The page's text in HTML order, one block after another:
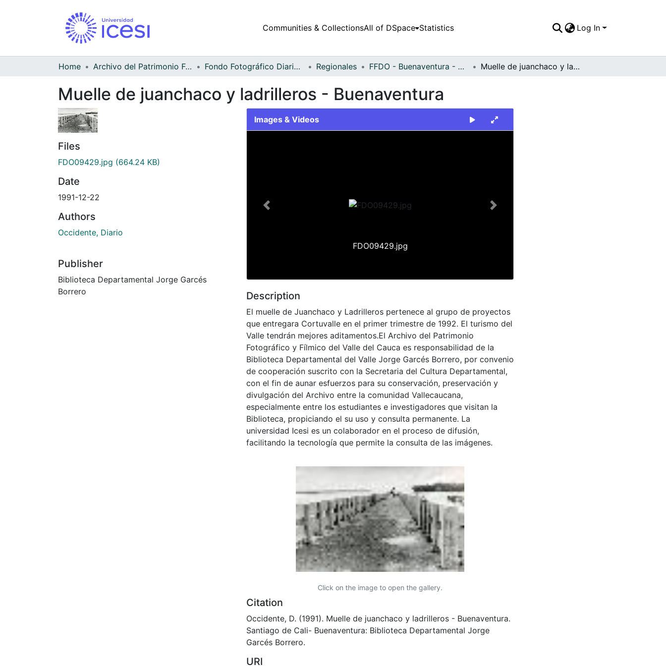
Communities & CollectionsAll of DSpace Statistics Log In
Home Archivo del Patrimonio Fotográfico y Fílmico del Valle del Cauca Fondo Fotográfico Diario Occidente Regionales FFDO - Buenaventura - Patrimonial Muelle de juanchaco y ladrilleros - Buenaventura
Muelle de juanchaco y ladrilleros - Buenaventura
Files
FDO09429.jpg (664.24 KB)
Date
1991-12-22
Authors
Occidente, Diario
Publisher
Biblioteca Departamental Jorge Garcés
Borrero
Images & Videos
FDO09429.jpg
Previous Next
Description
El muelle de Juanchaco y Ladrilleros pertenece al grupo de proyectos
que entregara Cortuvalle en el primer trimestre de 1992. El turismo del
Valle tendrán mejores aditamentos.El Archivo del Patrimonio
Fotográfico y Fílmico del Valle del Cauca es responsabilidad de la
Biblioteca Departamental del Valle Jorge Garcés Borrero, por convenio
de cooperación suscrito con la Secretaria del Cultura Departamental,
con el fin de aunar esfuerzos para su conservación, preservación y
divulgación del Archivo entre la comunidad Vallecaucana,
especialmente entre los estudiantes e investigadores que visitan la
Biblioteca, propiciando el su uso y consulta permanente. La
universidad Icesi es un colaborador en el proceso de difusión,
facilitando la tecnología que permite la consulta de las imágenes.
Click on the image to open the gallery.
Citation
Occidente, D. (1991). Muelle de juanchaco y ladrilleros - Buenaventura.
Santiago de Cali- Buenaventura: Biblioteca Departamental Jorge
Garcés Borrero.
URI